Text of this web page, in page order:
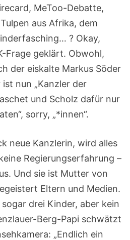
MeToo-Debatte,
aus Afrika, dem
? Okay,
Frage geklärt. Obwohl,
der eiskalte Markus Söder
nun „Kanzler der
und Scholz dafür nur
sorry, „*innen“.
neue Kanzlerin, wird alles
Regierungserfahrung –
Und sie ist Mutter von
Eltern und Medien.
drei Kinder, aber kein
Berg-Papi schwätzt
„Endlich ein